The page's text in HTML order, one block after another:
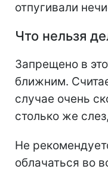
отпугивали
Что нельзя
Запрещено в
ближним.
случае очень
столько же
Не
облачаться во